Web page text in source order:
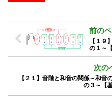
【２１】音階と和音の関係～和音
の３～【
【１９
の１～